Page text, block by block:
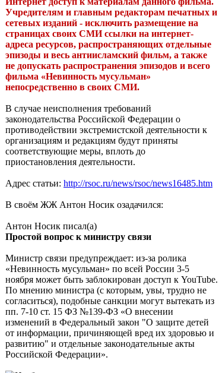
Учредителям и главным редакторам печатных и
сетевых изданий - исключить размещение на
страницах своих СМИ ссылки на интернет-
адреса ресурсов, распространяющих отдельные
эпизоды и весь антиисламский фильм, а также
не допускать распространения эпизодов и всего
фильма «Невинность мусульман»
непосредственно в своих СМИ.
В случае неисполнения требований
законодательства Российской Федерации о
противодействии экстремистской деятельности к
организациям и редакциям будут приняты
соответствующие меры, вплоть до
приостановления деятельности.
Адрес статьи: http://rsoc.ru/news/rsoc/news16485.htm
В своём ЖЖ Антон Носик озадачился:
Антон Носик писал(а)
Простой вопрос к министру связи
Министр связи предупреждает: из-за ролика
«Невинность мусульман» по всей России 3-5
ноября может быть заблокирован доступ к YouTube.
По мнению министра (с которым, увы, трудно не
согласиться), подобные санкции могут вытекать из
пп. 7-10 ст. 15 ФЗ №139-ФЗ «О внесении
изменений в Федеральный закон "О защите детей
от информации, причиняющей вред их здоровью и
развитию" и отдельные законодательные акты
Российской Федерации».